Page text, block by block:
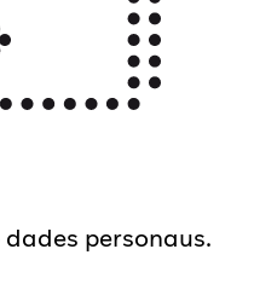
personaus.